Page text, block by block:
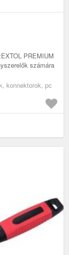
PREMIUM
számára
konnektorok, pc